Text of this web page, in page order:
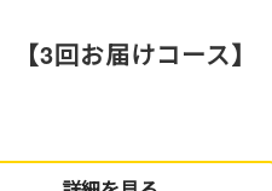
3回お届けコース】